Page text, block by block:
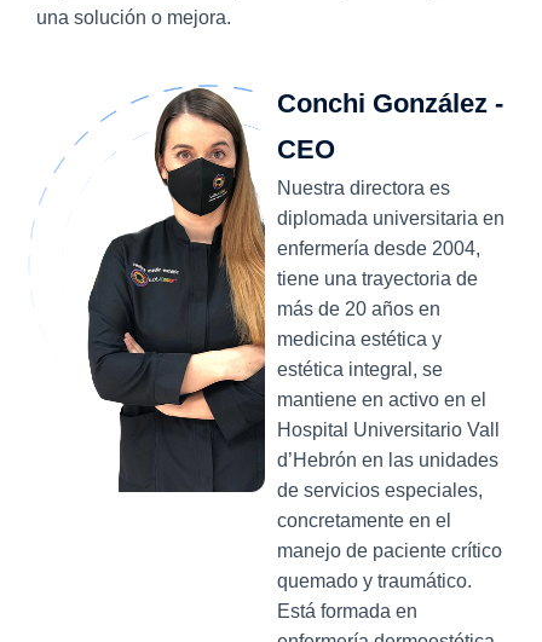
una solución o mejora.
Conchi González -
CEO
Nuestra directora es
diplomada universitaria en
enfermería desde 2004,
tiene una trayectoria de
más de 20 años en
medicina estética y
estética integral, se
mantiene en activo en el
Hospital Universitario Vall
d’Hebrón en las unidades
de servicios especiales,
concretamente en el
manejo de paciente crítico
quemado y traumático.
Está formada en